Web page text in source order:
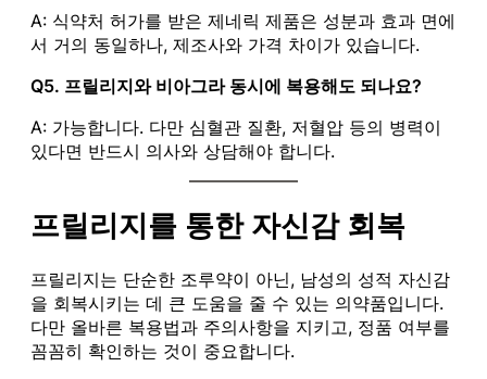
A: 식약처 허가를 받은 제네릭 제품은 성분과 효과 면에
서 거의 동일하나, 제조사와 가격 차이가 있습니다.
Q5. 프릴리지와 비아그라 동시에 복용해도 되나요?
A: 가능합니다. 다만 심혈관 질환, 저혈압 등의 병력이
있다면 반드시 의사와 상담해야 합니다.
프릴리지를 통한 자신감 회복
프릴리지는 단순한 조루약이 아닌, 남성의 성적 자신감
을 회복시키는 데 큰 도움을 줄 수 있는 의약품입니다.
다만 올바른 복용법과 주의사항을 지키고, 정품 여부를
꼼꼼히 확인하는 것이 중요합니다.